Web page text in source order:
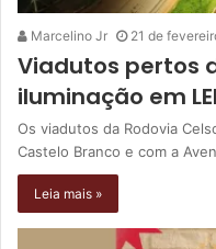
Marcelino Jr 21 de
Viadutos pertos
iluminação em
Os viadutos da Rodovia
Castelo Branco e com a
Leia mais »